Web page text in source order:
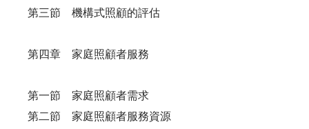
第三節 機構式照顧的評估
第四章 家庭照顧者服務
第一節 家庭照顧者需求
第二節 家庭照顧者服務資源